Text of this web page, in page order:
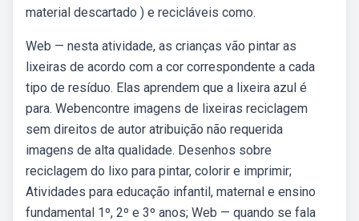
material descartado ) e recicláveis como.
Web — nesta atividade, as crianças vão pintar as
lixeiras de acordo com a cor correspondente a cada
tipo de resíduo. Elas aprendem que a lixeira azul é
para. Webencontre imagens de lixeiras reciclagem
sem direitos de autor atribuição não requerida
imagens de alta qualidade. Desenhos sobre
reciclagem do lixo para pintar, colorir e imprimir;
Atividades para educação infantil, maternal e ensino
fundamental 1º, 2º e 3º anos; Web — quando se fala